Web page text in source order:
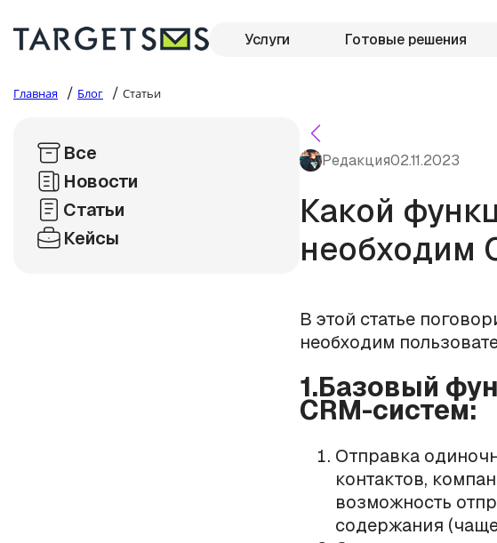
Услуги Готовые решения
Главная / Блог / Статьи
Все
Новости
Статьи
Кейсы
Редакция02.11.2023
Какой
необходим
В этой статье
необходим
1.Базовый
CRM-систем:
Отправка
контактов,
возможность
содержания